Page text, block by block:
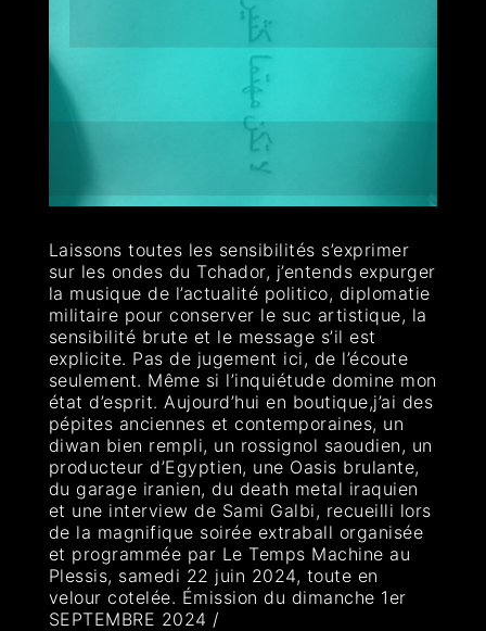
Laissons toutes les sensibilités s’exprimer
sur les ondes du Tchador, j’entends expurger
la musique de l’actualité politico, diplomatie
militaire pour conserver le suc artistique, la
sensibilité brute et le message s’il est
explicite. Pas de jugement ici, de l’écoute
seulement. Même si l’inquiétude domine mon
état d’esprit. Aujourd’hui en boutique,j’ai des
pépites anciennes et contemporaines, un
diwan bien rempli, un rossignol saoudien, un
producteur d’Egyptien, une Oasis brulante,
du garage iranien, du death metal iraquien
et une interview de Sami Galbi, recueilli lors
de la magnifique soirée extraball organisée
et programmée par Le Temps Machine au
Plessis, samedi 22 juin 2024, toute en
velour cotelée. Émission du dimanche 1er
SEPTEMBRE 2024 /